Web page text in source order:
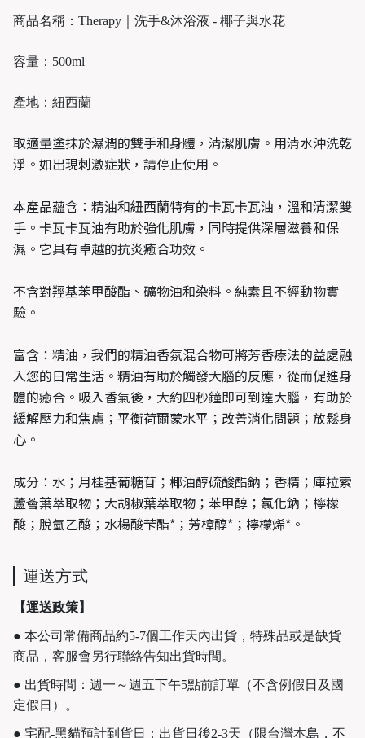
商品名稱：Therapy｜洗手&沐浴液 - 椰子與水花
容量：500ml
產地 ： 紐西蘭
取適量塗抹於濕潤的雙手和身體，清潔肌膚。用清水沖洗乾
淨。如出現刺激症狀，請停止使用。
本產品蘊含 ： 精油和紐西蘭特有的卡瓦卡瓦油，溫和清潔雙
手。卡瓦卡瓦油有助於強化肌膚，同時提供深層滋養和保
濕。它具有卓越的抗炎癒合功效。
不含對羥基苯甲酸酯、礦物油和染料。純素且不經動物實
驗。
富含 ： 精油，我們的精油香氛混合物可將芳香療法的益處融
入您的日常生活。精油有助於觸發大腦的反應，從而促進身
體的癒合。吸入香氣後，大約四秒鐘即可到達大腦，有助於
緩解壓力和焦慮；平衡荷爾蒙水平；改善消化問題；放鬆身
心。
成分 ：水；月桂基葡糖苷；椰油醇硫酸酯鈉；香精；庫拉索
蘆薈葉萃取物；大胡椒葉萃取物；苯甲醇；氯化鈉；檸檬
酸；脫氫乙酸；水楊酸芐酯*；芳樟醇*；檸檬烯*。
運送方式
【運送政策】
● 本公司常備商品約5-7個工作天內出貨，特殊品或是缺貨
商品，客服會另行聯絡告知出貨時間。
● 出貨時間：週一～週五下午5點前訂單（不含例假日及國
定假日）。
● 宅配-黑貓預計到貨日：出貨日後2-3天（限台灣本島，不